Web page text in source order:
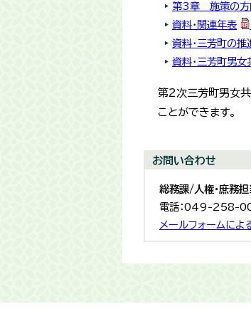
第3章 施策の
資料・関連年表
資料・三芳町の推
資料・三芳町男
第2次三芳町男女共
ことができます。
お問い合わせ
総務課/人権・庶務担
電話：049-258-
メールフォームによ